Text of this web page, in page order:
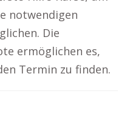
notwendigen
Die
ermöglichen es,
Termin zu finden.